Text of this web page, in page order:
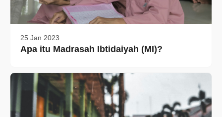
25 Jan 2023
Apa itu Madrasah Ibtidaiyah (MI)?